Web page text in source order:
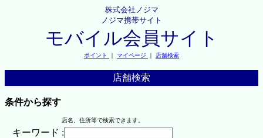
株式会社ノジマ
ノジマ携帯サイト
モバイル会員サイト
ポイント ｜ マイページ ｜ 店舗検索
店舗検索
条件から探す
店名、住所等で検索できます。
キーワード :